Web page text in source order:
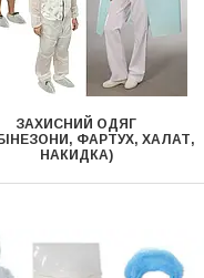
ЗАХИСНИЙ ОДЯГ
ФАРТУХ, ХАЛАТ,
НАКИДКА)